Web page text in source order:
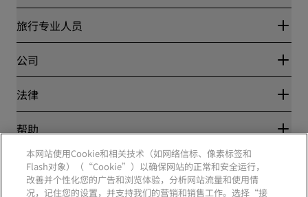
丽赏会
Blog
目的地
丽笙酒店集团APP
体育认证酒店
家庭友好型酒店
旅行专业人员
合作伙伴
公司
丽笙酒店集团
工作机会 RHG
工作机会 PPHE
工作机会 EHL
The Club by RHG
发展机会
法律
隐私中心
丽赏会条款和条件
网站使用协议
数字无障碍
帮助
消费者警示
联系方式
常见问题
社交媒体
本网站使用Cookie和相关技术（如网络信标、像素标签和
Flash对象）（“Cookie”）以确保网站的正常和安全运行，
改善并个性化您的广告和浏览体验，分析网站流量和使用情
况，记住您的设置，并支持我们的营销和销售工作。选择“接